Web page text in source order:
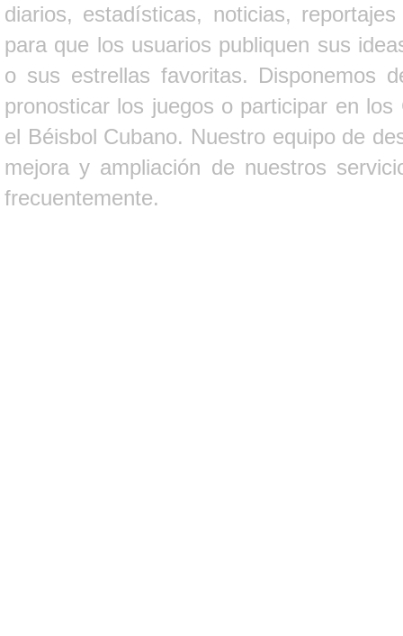
diarios, estadísticas, noticias,
para que los usuarios publiquen sus
o sus estrellas favoritas. Disponemos
pronosticar los juegos o participar en
el Béisbol Cubano. Nuestro equipo de
mejora y ampliación de nuestros
frecuentemente.